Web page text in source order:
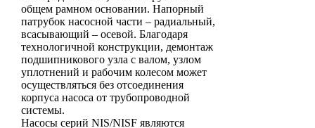
общем рамном основании. Напорный
патрубок насосной части – радиальный,
всасывающий – осевой. Благодаря
технологичной конструкции, демонтаж
подшипникового узла с валом, узлом
уплотнений и рабочим колесом может
осуществляться без отсоединения
корпуса насоса от трубопроводной
системы.
Насосы серий NIS/NISF являются